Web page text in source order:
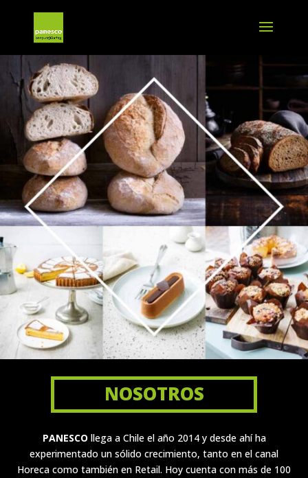
NOSOTROS
PANESCO llega a Chile el año 2014 y desde ahí ha
experimentado un sólido crecimiento, tanto en el canal
Horeca como también en Retail. Hoy cuenta con más de 100